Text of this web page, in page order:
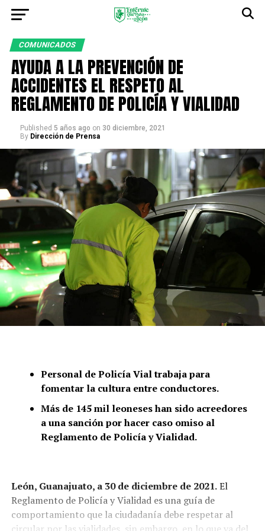
COMUNICADOS
AYUDA A LA PREVENCIÓN DE
ACCIDENTES EL RESPETO AL
REGLAMENTO DE POLICÍA Y VIALIDAD
Published 5 años ago on 30 diciembre, 2021
By Dirección de Prensa
Personal de Policía Vial trabaja para
fomentar la cultura entre conductores.
Más de 145 mil leoneses han sido acreedores
a una sanción por hacer caso omiso al
Reglamento de Policía y Vialidad.
León, Guanajuato, a 30 de diciembre de 2021.El
Reglamento de Policía y Vialidad es una guía de
comportamiento que la ciudadanía debe respetar al
circular por las vialidades, sin embargo, en lo que va del